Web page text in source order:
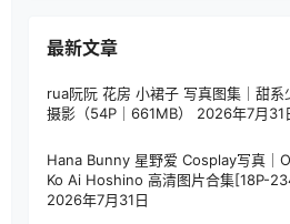
最新文章
rua阮阮 花房 小裙子 写真图集｜甜系
摄影（54P｜661MB）
2026年7月31
Hana Bunny 星野爱 Cosplay写真｜
Ko Ai Hoshino 高清图片合集[18P-
2026年7月31日